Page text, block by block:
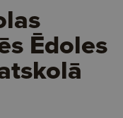
Ēdoles